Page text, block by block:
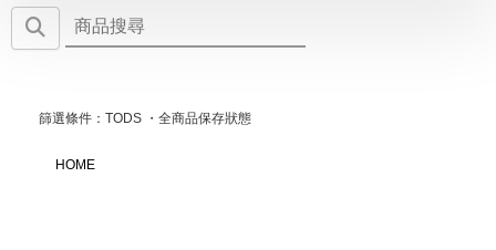
篩選條件：TODS ・全商品保存狀態
HOME